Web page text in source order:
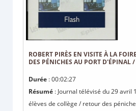
ROBERT PIRÈS EN VISITE À LA
DES PÉNICHES AU PORT D'ÉPINAL
Durée : 00:02:27
Résumé : Journal télévisé du 29
élèves de collège / retour des